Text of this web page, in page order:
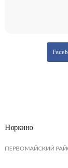
Норкино
ПЕРВОМАЙСКИЙ